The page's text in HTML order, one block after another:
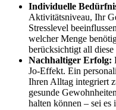
Individuelle
Aktivitätsniveau, Ihr
Stresslevel
welcher Menge
berücksichtigt all diese
Nachhaltiger Erfolg:
Jo-Effekt. Ein
Ihren Alltag integriert
gesunde
halten können – sei es